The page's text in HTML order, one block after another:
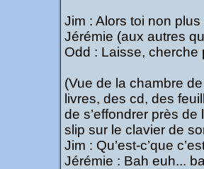
Jim : Alors toi non
Jérémie (aux autres
Odd : Laisse, cherche
(Vue de la chambre
livres, des cd, des
de s’effondrer près
slip sur le clavier de
Jim : Qu’est-c’que
Jérémie : Bah euh...